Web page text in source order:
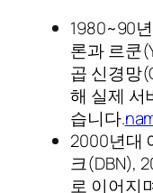
1980~90
론과 르쿤
곱 신경망
해 실제 서
습니다.
2000년대
크(DBN),
로 이어지